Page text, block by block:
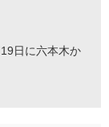
日に六本木か